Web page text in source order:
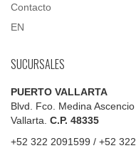
Contacto
EN
SUCURSALES
PUERTO VALLARTA
Blvd. Fco. Medina
Vallarta. C.P. 48335
+52 322 2091599 / +52